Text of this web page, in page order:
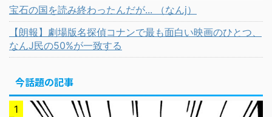
宝石の国を読み終わったんだが... （なんj）
【朗報】劇場版名探偵コナンで最も面白い映画のひとつ、
なんJ民の50%が一致する
今話題の記事